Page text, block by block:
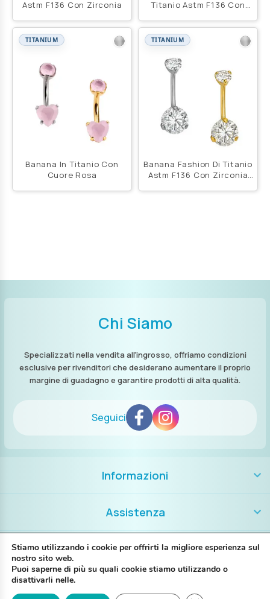
Astm F136 Con Zirconia
Titanio Astm F136 Con
TITANIUM
Banana In Titanio Con
Cuore Rosa
TITANIUM
Banana Fashion Di Titanio
Astm F136 Con Zirconia
Chi Siamo
Specializzati nella vendita all’ingrosso, offriamo condizioni
esclusive per rivenditori che desiderano aumentare il proprio
margine di guadagno e garantire prodotti di alta qualità.
Seguici
Informazioni
Assistenza
Contatti
+39 389 8986018
Stiamo utilizzando i cookie per offrirti la migliore esperienza sul
nostro sito web.
Puoi saperne di più su quali cookie stiamo utilizzando o
disattivarli nelle.